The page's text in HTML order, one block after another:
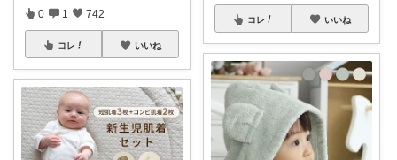
0 1 742
コレ いいね
コレ いいね